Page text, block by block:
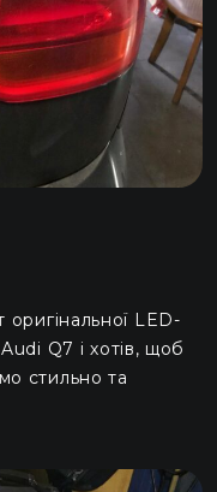
LED-
Q7 і хотів, щоб
стильно та